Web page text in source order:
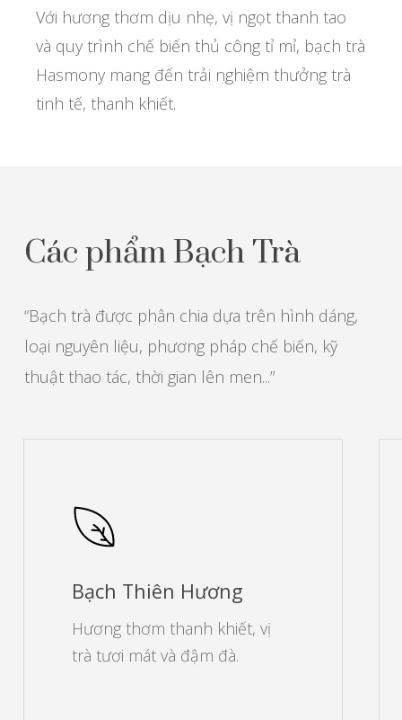
Với hương thơm dịu nhẹ, vị ngọt thanh tao
và quy trình chế biến thủ công tỉ mỉ, bạch trà
Hasmony mang đến trải nghiệm thưởng trà
tinh tế, thanh khiết.
Các phẩm Bạch Trà
“Bạch trà được phân chia dựa trên hình dáng,
loại nguyên liệu, phương pháp chế biến, kỹ
thuật thao tác, thời gian lên men...”
Bạch Thiên Hương
Hương thơm thanh khiết, vị
trà tươi mát và đậm đà.